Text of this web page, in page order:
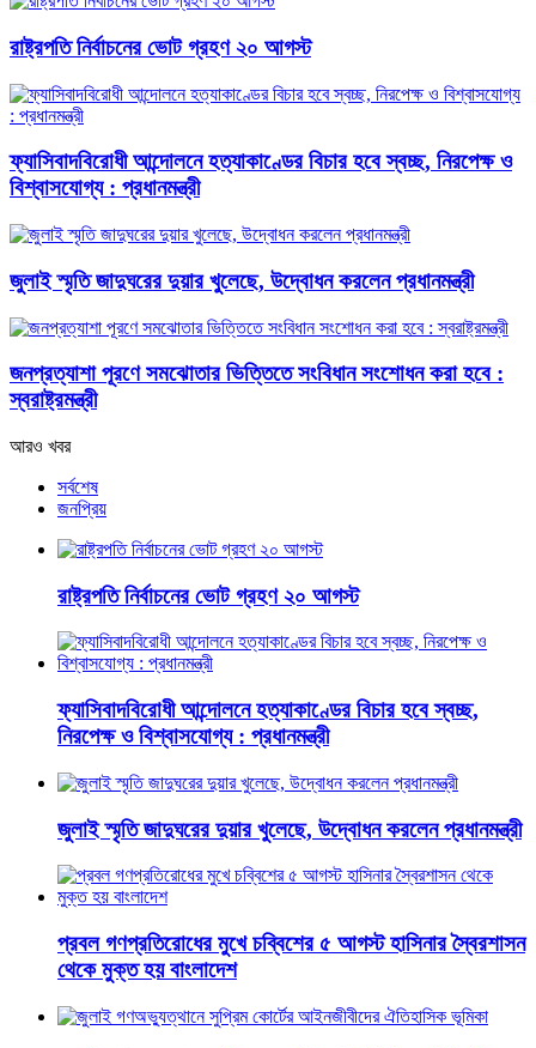
রাষ্ট্রপতি নির্বাচনের ভোট গ্রহণ ২০ আগস্ট
ফ্যাসিবাদবিরোধী আন্দোলনে হত্যাকাণ্ডের বিচার হবে স্বচ্ছ, নিরপেক্ষ ও
বিশ্বাসযোগ্য : প্রধানমন্ত্রী
জুলাই স্মৃতি জাদুঘরের দুয়ার খুলেছে, উদ্বোধন করলেন প্রধানমন্ত্রী
জনপ্রত্যাশা পূরণে সমঝোতার ভিত্তিতে সংবিধান সংশোধন করা হবে :
স্বরাষ্ট্রমন্ত্রী
আরও খবর
সর্বশেষ
জনপ্রিয়
রাষ্ট্রপতি নির্বাচনের ভোট গ্রহণ ২০ আগস্ট
ফ্যাসিবাদবিরোধী আন্দোলনে হত্যাকাণ্ডের বিচার হবে স্বচ্ছ,
নিরপেক্ষ ও বিশ্বাসযোগ্য : প্রধানমন্ত্রী
জুলাই স্মৃতি জাদুঘরের দুয়ার খুলেছে, উদ্বোধন করলেন প্রধানমন্ত্রী
প্রবল গণপ্রতিরোধের মুখে চব্বিশের ৫ আগস্ট হাসিনার স্বৈরশাসন
থেকে মুক্ত হয় বাংলাদেশ